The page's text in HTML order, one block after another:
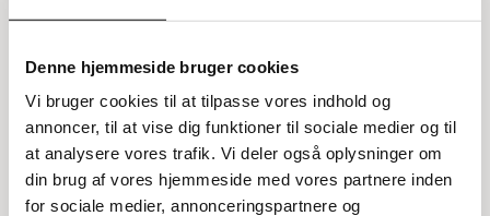
Denne hjemmeside bruger cookies
Vi bruger cookies til at tilpasse vores indhold og
annoncer, til at vise dig funktioner til sociale medier og til
at analysere vores trafik. Vi deler også oplysninger om
din brug af vores hjemmeside med vores partnere inden
for sociale medier, annonceringspartnere og
udseende, der passer til de fleste arbejdsområder.
hobby, vil denne tavle hjælpe med at organisere
dit værktøj effektivt.
Specifikationer
Dybde: 90 cm
Bredde: 250 cm